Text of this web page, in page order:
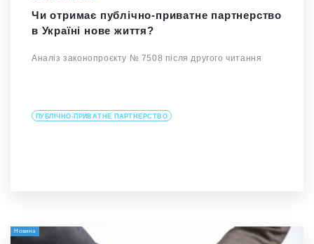
Чи отримає публічно-приватне партнерство
в Україні нове життя?
Аналіз законопроєкту № 7508 після другого читання
ПУБЛІЧНО-ПРИВАТНЕ ПАРТНЕРСТВО
Новина